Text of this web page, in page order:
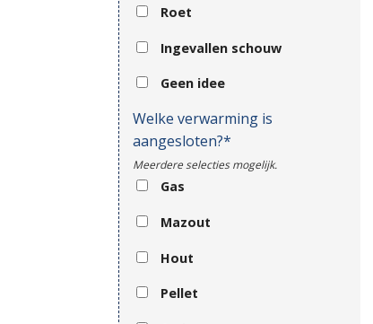
Roet
Ingevallen schouw
Geen idee
Welke verwarming is
aangesloten?*
Meerdere selecties mogelijk.
Gas
Mazout
Hout
Pellet